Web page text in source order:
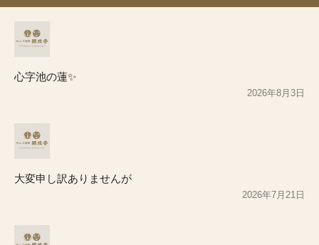
心字池の蓮✨
2026年8月3日
大変申し訳ありませんが
2026年7月21日